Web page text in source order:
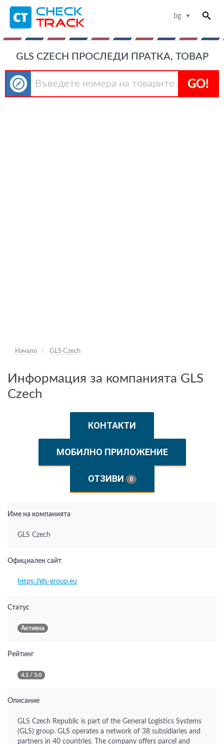
bg
GLS CZECH ПРОСЛЕДИ ПРАТКА, ТОВАР
GO!
Начало GLS Czech
Информация за компанията GLS
Czech
КОНТАКТИ
МОБИЛНО ПРИЛОЖЕНИЕ
ОТЗИВИ 0
Име на компанията
GLS Czech
Официален сайт
https://gls-group.eu
Статус
Активна
Рейтинг
4.1 / 5.0
Описание
GLS Czech Republic is part of the General Logistics Systems
(GLS) group. GLS operates a network of 38 subsidiaries and
partners in 40 countries. The company offers parcel and